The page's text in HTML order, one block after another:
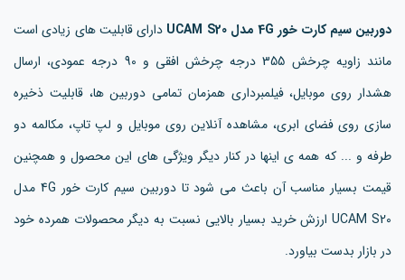
دوربین سیم کارت خور 4G مدل UCAM S20
دارای قابلیت های زیادی است
مانند زاویه چرخش 355 درجه چرخش افقی و 90 درجه عمودی، ارسال
هشدار روی موبایل، فیلمبرداری همزمان تمامی دوربین ها، قابلیت ذخیره
سازی روی فضای ابری، مشاهده آنلاین روی موبایل و لپ تاپ، مکالمه دو
طرفه و ... که همه ی اینها در کنار دیگر ویژگی های این محصول و همچنین
قیمت بسیار مناسب آن باعث می شود تا دوربین سیم کارت خور 4G مدل
UCAM S20 ارزش خرید بسیار بالایی نسبت به دیگر محصولات همرده خود
در بازار بدست بیاورد.